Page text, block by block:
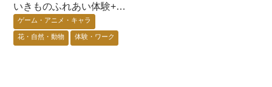
いきものふれあい体験+昆
虫展示+蟲神器体験会〜@
七尾市
ゲーム・アニメ・キャラ
花・自然・動物 体験・ワーク